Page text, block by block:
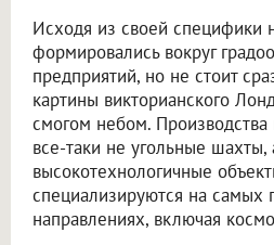
Исходя из своей специфики
формировались вокруг
предприятий, но не стоит
картины викторианского
смогом небом. Производства
все-таки не угольные
высокотехнологичные
специализируются на самых
направлениях, включая